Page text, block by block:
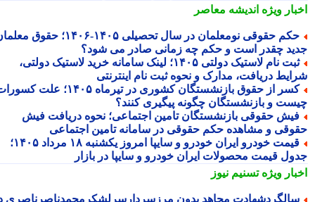
ویژهاندیشه معاصر
حکم حقوقی نومعلمان در سال تحصیلی ۱۴۰۵-۱۴۰۶؛ حقوق معلمان
چقدر است و حکم چه زمانی صادر می شود؟
ثبت نام لاستیک دولتی ۱۴۰۵؛ لینک سامانه خرید لاستیک دولتی،
دریافت، مدارک و نحوه ثبت نام اینترنتی
کسر از حقوق بازنشستگان کشوری در تیرماه ۱۴۰۵؛ علت کسورات
و بازنشستگان چگونه پیگیری کنند؟
حقوقی بازنشستگان تامین اجتماعی؛ نحوه دریافت فیش
و مشاهده حکم حقوقی در سامانه تامین اجتماعی
قیمت خودرو ایران خودرو و سایپا امروز یکشنبه ۱۸ مرداد ۱۴۰۵؛
قیمت محصولات ایران خودرو و سایپا در بازار
ویژهتسنیم نیوز
مجاهد بدون مرزسردارسرلشکرمحمدناصرناصری در